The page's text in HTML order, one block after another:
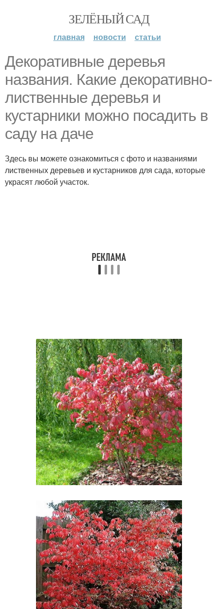
ЗЕЛЁНЫЙ САД
главная новости статьи
Декоративные деревья
названия. Какие декоративно-
лиственные деревья и
кустарники можно посадить в
саду на даче
Здесь вы можете ознакомиться с фото и названиями
лиственных деревьев и кустарников для сада, которые
украсят любой участок.